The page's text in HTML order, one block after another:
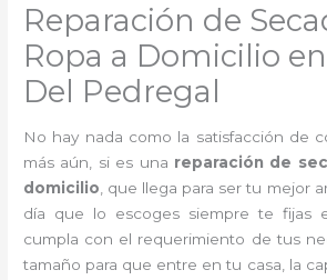
Reparación de
Ropa a Domicilio
Del Pedregal
No hay nada como la satisfacción de
más aún, si es una reparación de
domicilio, que llega para ser tu mejor
día que lo escoges siempre te fijas
cumpla con el requerimiento de tus
tamaño para que entre en tu casa, la